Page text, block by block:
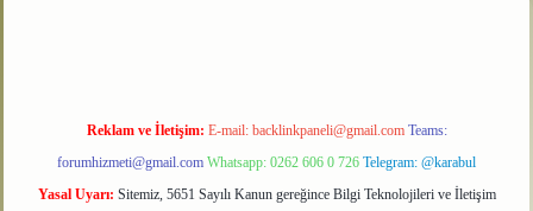
Reklam ve İletişim: E-mail: backlinkpaneli@gmail.com Teams:
forumhizmeti@gmail.com Whatsapp: 0262 606 0 726 Telegram: @karabul
Yasal Uyarı: Sitemiz, 5651 Sayılı Kanun gereğince Bilgi Teknolojileri ve İletişim